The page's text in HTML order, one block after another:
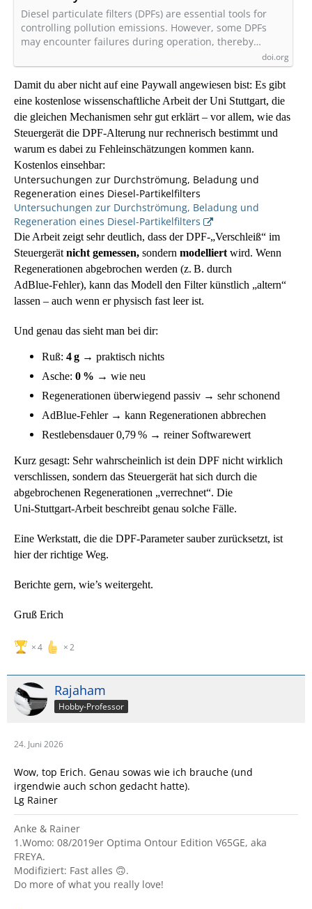
Utilizing After-Sales Maintenance Data -
Emission Control Science and Technology
Diesel particulate filters (DPFs) are essential tools for
controlling pollution emissions. However, some DPFs
may encounter failures during operation, thereby…
doi.org
Damit du aber nicht auf eine Paywall angewiesen bist: Es gibt
eine kostenlose wissenschaftliche Arbeit der Uni Stuttgart, die
die gleichen Mechanismen sehr gut erklärt – vor allem, wie das
Steuergerät die DPF‑Alterung nur rechnerisch bestimmt und
warum es dabei zu Fehleinschätzungen kommen kann.
Kostenlos einsehbar:
Untersuchungen zur Durchströmung, Beladung und
Regeneration eines Diesel‑Partikelfilters
Untersuchungen zur Durchströmung, Beladung und
Regeneration eines Diesel-Partikelfilters
Die Arbeit zeigt sehr deutlich, dass der DPF‑„Verschleiß“ im
Steuergerätnicht gemessen, sondern modelliertwird. Wenn
Regenerationen abgebrochen werden (z. B. durch
AdBlue‑Fehler), kann das Modell den Filter künstlich „altern“
lassen – auch wenn er physisch fast leer ist.
Und genau das sieht man bei dir:
Ruß: 4 g → praktisch nichts
Asche: 0 % → wie neu
Regenerationen überwiegend passiv → sehr schonend
AdBlue‑Fehler → kann Regenerationen abbrechen
Restlebensdauer 0,79 % → reiner Softwarewert
Kurz gesagt: Sehr wahrscheinlich ist dein DPF nicht wirklich
verschlissen, sondern das Steuergerät hat sich durch die
abgebrochenen Regenerationen „verrechnet“. Die
Uni‑Stuttgart‑Arbeit beschreibt genau solche Fälle.
Eine Werkstatt, die die DPF‑Parameter sauber zurücksetzt, ist
hier der richtige Weg.
Berichte gern, wie’s weitergeht.
Gruß Erich
4 2
Rajaham
Hobby-Professor
24. Juni 2026
Wow, top Erich. Genau sowas wie ich brauche (und
irgendwie auch schon gedacht hatte).
Lg Rainer
Anke & Rainer
1.Womo: 08/2019er Optima Ontour Edition V65GE, aka
FREYA.
Modifiziert: Fast alles 🙃.
Do more of what you really love!